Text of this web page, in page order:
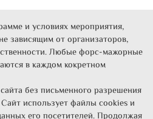
и условиях мероприятия,
зависящим от организаторов,
Любые форс-мажорные
в каждом кокретном
без письменного разрешения
использует файлы cookies и
его посетителей. Продолжая